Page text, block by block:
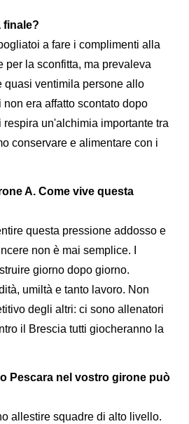
finale?
a fare i complimenti alla
la sconfitta, ma prevaleva
quasi ventimila persone allo
era affatto scontato dopo
un'alchimia importante tra
conservare e alimentare con i
A. Come vive questa
questa pressione addosso e
non è mai semplice. I
giorno dopo giorno.
umiltà e tanto lavoro. Non
degli altri: ci sono allenatori
il Brescia tutti giocheranno la
Pescara nel vostro girone può
allestire squadre di alto livello.